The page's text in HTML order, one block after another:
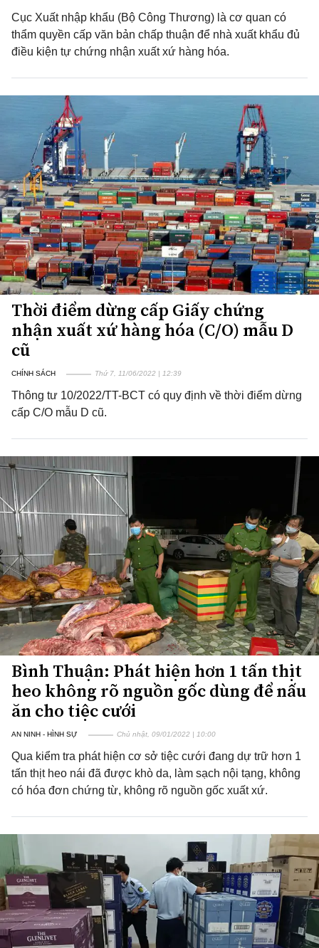
Cục Xuất nhập khẩu (Bộ Công Thương) là cơ quan có
thẩm quyền cấp văn bản chấp thuận để nhà xuất khẩu đủ
điều kiện tự chứng nhận xuất xứ hàng hóa.
Thời điểm dừng cấp Giấy chứng
nhận xuất xứ hàng hóa (C/O) mẫu D
cũ
CHÍNH SÁCH Thứ 7, 11/06/2022 | 12:39
Thông tư 10/2022/TT-BCT có quy định về thời điểm dừng
cấp C/O mẫu D cũ.
Bình Thuận: Phát hiện hơn 1 tấn thịt
heo không rõ nguồn gốc dùng để nấu
ăn cho tiệc cưới
AN NINH - HÌNH SỰ Chủ nhật, 09/01/2022 | 10:00
Qua kiểm tra phát hiện cơ sở tiệc cưới đang dự trữ hơn 1
tấn thịt heo nái đã được khò da, làm sạch nội tạng, không
có hóa đơn chứng từ, không rõ nguồn gốc xuất xứ.